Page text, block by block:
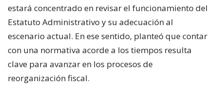
estará concentrado en revisar el funcionamiento del
Estatuto Administrativo y su adecuación al
escenario actual. En ese sentido, planteó que contar
con una normativa acorde a los tiempos resulta
clave para avanzar en los procesos de
reorganización fiscal.